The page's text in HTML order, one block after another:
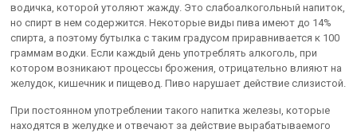
водичка, которой утоляют жажду. Это слабоалкогольный напиток,
но спирт в нем содержится. Некоторые виды пива имеют до 14%
спирта, а поэтому бутылка с таким градусом приравнивается к 100
граммам водки. Если каждый день употреблять алкоголь, при
котором возникают процессы брожения, отрицательно влияют на
желудок, кишечник и пищевод. Пиво нарушает действие слизистой.
При постоянном употреблении такого напитка железы, которые
находятся в желудке и отвечают за действие вырабатываемого